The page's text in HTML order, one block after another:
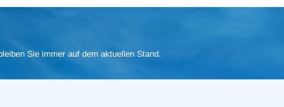
Sie immer auf dem aktuellen Stand.